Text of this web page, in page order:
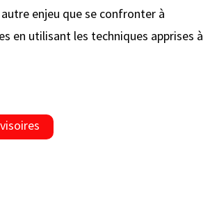
enjeu que se confronter à
en utilisant les techniques apprises à